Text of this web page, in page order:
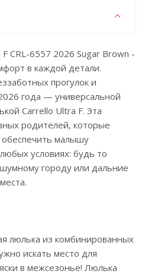
CRL-6557 2026 Sugar Brown -
в каждой детали.
прогулок и
года — универсальной
Carrello Ultra F. Эта
родителей, которые
обеспечить малышу
условиях: будь то
городу или дальние
люлька из комбинированных
искать место для
в межсезонье! Люлька